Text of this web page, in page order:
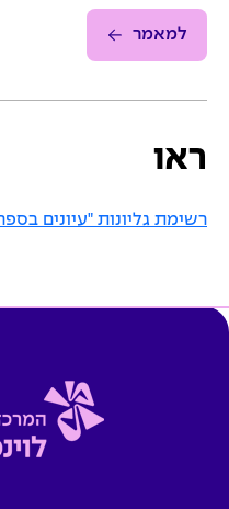
למאמר
ראו
רשימת גליונות "עיונים